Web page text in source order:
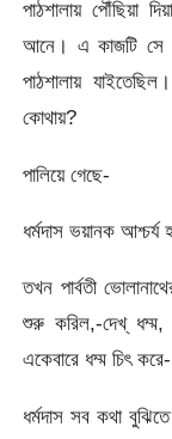
পাঠশালায় পৌঁছিয়া
আনে। এ কাজটি সে
পাঠশালায়
কোথায়?
পালিয়ে গেছে-
ধর্মদাস ভয়ানক আশ্চর্য
তখন পার্বতী
শুরু করিল,-দেখ্ ধম্ম,
একেবারে ধম্ম চিৎ করে-
ধর্মদাস সব কথা